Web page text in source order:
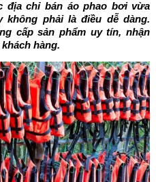
địa chỉ bán áo phao bơi vừa
phải là điều dễ dàng.
cấp sản phẩm uy tín, nhận
hàng.